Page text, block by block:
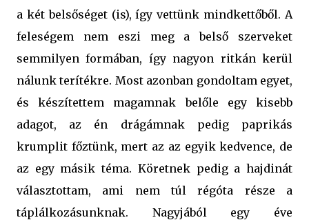
a két belsőséget (is), így vettünk mindkettőből. A
feleségem nem eszi meg a belső szerveket
semmilyen formában, így nagyon ritkán kerül
nálunk terítékre. Most azonban gondoltam egyet,
és készítettem magamnak belőle egy kisebb
adagot, az én drágámnak pedig paprikás
krumplit főztünk, mert az az egyik kedvence, de
az egy másik téma. Köretnek pedig a hajdinát
választottam, ami nem túl régóta része a
táplálkozásunknak. Nagyjából egy éve